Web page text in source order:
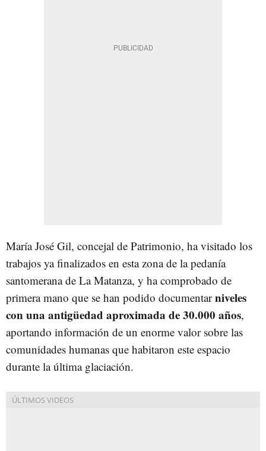
María José Gil, concejal de Patrimonio, ha visitado los
trabajos ya finalizados en esta zona de la pedanía
santomerana de La Matanza, y ha comprobado de
primera mano que se han podido documentarniveles
con una antigüedad aproximada de 30.000 años,
aportando información de un enorme valor sobre las
comunidades humanas que habitaron este espacio
durante la última glaciación.